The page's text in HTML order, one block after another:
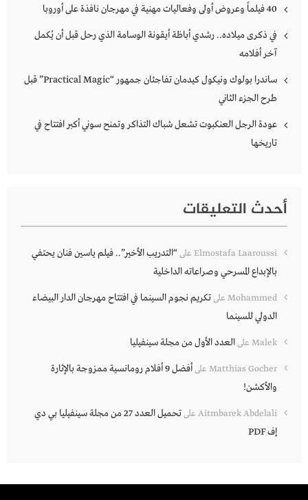
40 فيلماً وعروض أولى وفعاليات مهنية في مهرجان نافذة على أوروبا
في ذكرى ميلاده.. رشدي أباظة أيقونة الوسامة الذي رحل قبل أن يُكمل
آخر أفلامه
ساندرا بولوك ونيكول كيدمان تفاجئان جمهور “Practical Magic” قبل
طرح الجزء الثاني
عودة الرجل العنكبوت تشعل شباك التذاكر وتمنح سوني أكبر افتتاح في
تاريخها
أحدث التعليقات
Elmostafa Laaroussi على“التدريب الأخير”.. فيلم ياسين فنان يحتفي
بالإبداع المسرحي وصراعاته الداخلية
Mohammed علىتكريم نجوم السينما في افتتاح مهرجان الدار البيضاء
الدولي للسينما
Malek علىالعدد الأول من مجلة سينفيليا
Matthias Gocher على
أفضل 9 أفلام رومانسية ممزوجة بالإثارة
والأكشن!
Aitmbarek Abdelali على
تحميل العدد 27 من مجلة سينفيليا بي دي
إف PDF